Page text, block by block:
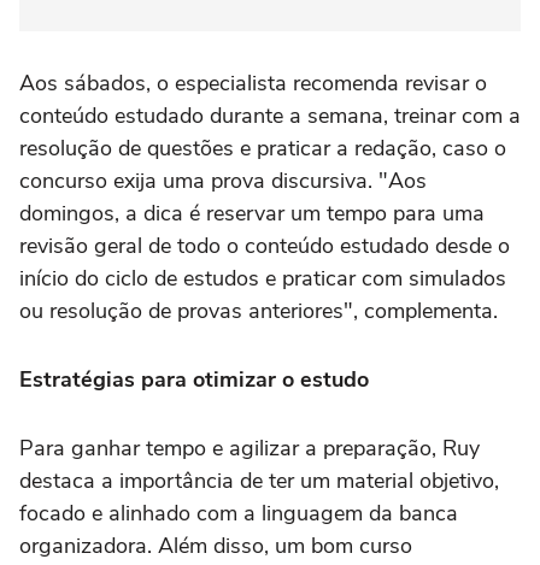
Aos sábados, o especialista recomenda revisar o
conteúdo estudado durante a semana, treinar com a
resolução de questões e praticar a redação, caso o
concurso exija uma prova discursiva. "Aos
domingos, a dica é reservar um tempo para uma
revisão geral de todo o conteúdo estudado desde o
início do ciclo de estudos e praticar com simulados
ou resolução de provas anteriores", complementa.
Estratégias para otimizar o estudo
Para ganhar tempo e agilizar a preparação, Ruy
destaca a importância de ter um material objetivo,
focado e alinhado com a linguagem da banca
organizadora. Além disso, um bom curso